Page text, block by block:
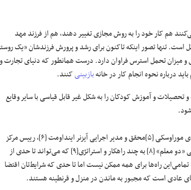
هم کار خود را به روش مجازی تغییر دهند، هم از فرزند مهد
تنها تصور اینکه تاکنون برای رشد و پرورش فرزندشان «یک
فکری و میزان تحمل استرس فراوان دارد. درست همانطور که دنیای تجارت و
درباره نحوه انجام کار در خانهبازبینیکنند.
و آموزش کودکان را به شکل غیر قابل قیاسی با سایر وقایع
در این مبحث تلاش می‌کنم که با اقتباس و استفاده از راهنمایی‌های همکار و استادم دکتر وندی موراوسکی [۵]محقق و مدیر اجرایی آیزنر اینداومت [۶]، رییس مرکز
، و بنیانگذار کمپانی مشاوره آموزشی «دو معلم» [۸] به چند راهکار و استراتژی[۹] که می‌تواند تا حدی از
راه‌ها برای همه ممکن نیست اما تا حدی که شرایط‌تان اقتضا
عادی است که مجبور به ماندن در منزل و قرنطینه هستند.